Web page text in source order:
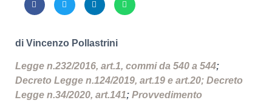
di Vincenzo Pollastrini
Legge n.232/2016, art.1, commi da 540 a 544;
Decreto Legge n.124/2019, art.19 e art.20; Decreto
Legge n.34/2020, art.141; Provvedimento